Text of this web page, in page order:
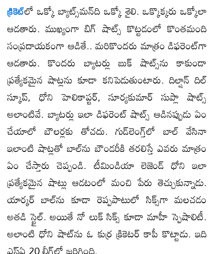
క్రికెట్​లో ఒక్కో బ్యాట్స్​మన్​ది ఒక్కో శైలి. ఒక్కొక్కరు ఒక్కోలా
ఆడతారు. ముఖ్యంగా బిగ్ షాట్స్ కొట్టడంలో కొంతమంది
సంప్రదాయకంగా ఆడితే.. మరికొందరు మాత్రం డిఫరెంట్​గా
ఆడతారు. కొందరు బ్యాటర్లు బుక్ షాట్స్​ను కాకుండా
ప్రత్యేకమైన షాట్లను కూడా కనిపెడుతుంటారు. దిల్షాన్ దిల్
స్కూప్, ధోని హెలికాప్టర్, సూర్యకుమార్ సుప్లా షాట్స్
అలాంటివే. బ్యాటర్లు ఇలా డిఫరెంట్ షాట్స్ ఆడినప్పుడు ఏం
చేయాలో బౌలర్లకు తోచదు. గుడ్​లెంగ్త్​లో బాల్ వేసినా
ఇలాంటి షాట్లతో బాల్​ను బౌండరీకి తరలిస్తే ఎవరు మాత్రం
ఏం చేస్తారు చెప్పండి. టీమిండియా లెజెండ్ ధోని ఇలా
ప్రత్యేకమైన షాట్లు ఆడటంలో మంచి పేరు తెచ్చుకున్నాడు.
యార్కర్ బాల్​ను కూడా రెప్పపాటులో సిక్స్​గా మలచడం
అతడి స్టైల్​. అయితే నో లుక్ సిక్స్ కూడా మాహీ స్పెషాలిటీ.
అలాంటి ధోని షాట్​ను ఓ కుర్ర క్రికెటర్ కాపీ కొట్టాడు. ఇది